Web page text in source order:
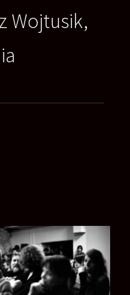
Wojtusik,